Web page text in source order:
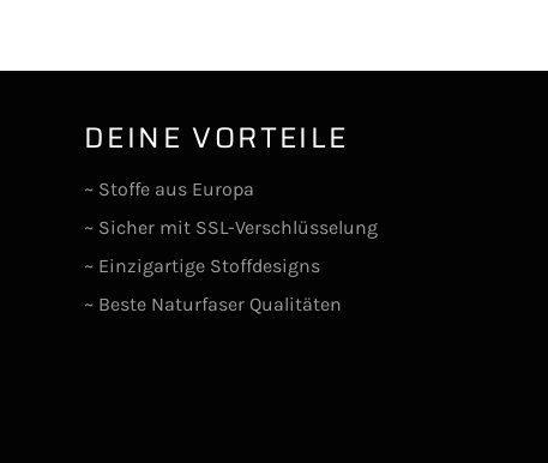
DEINE VORTEILE
~ Stoffe aus Europa
~ Sicher mit SSL-Verschlüsselung
~ Einzigartige Stoffdesigns
~ Beste Naturfaser Qualitäten